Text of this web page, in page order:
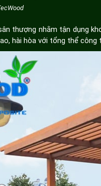
thượng nhằm tận dụng
hài hòa với tổng thể công